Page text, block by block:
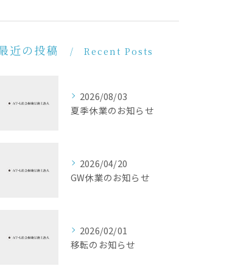
近の投稿 Recent Posts
2026/08/03
夏季休業のお知らせ
2026/04/20
GW休業のお知らせ
2026/02/01
移転のお知らせ